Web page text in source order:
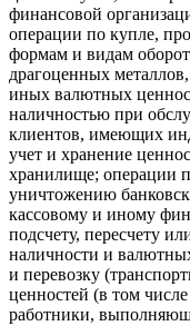
финансовой
операции по купле,
формам и видам
драгоценных
иных валютных
наличностью при
клиентов, имеющих
учет и хранение
хранилище; операции
уничтожению
кассовому и иному
подсчету, пересчету
наличности и
и перевозку
ценностей (в том
работники,